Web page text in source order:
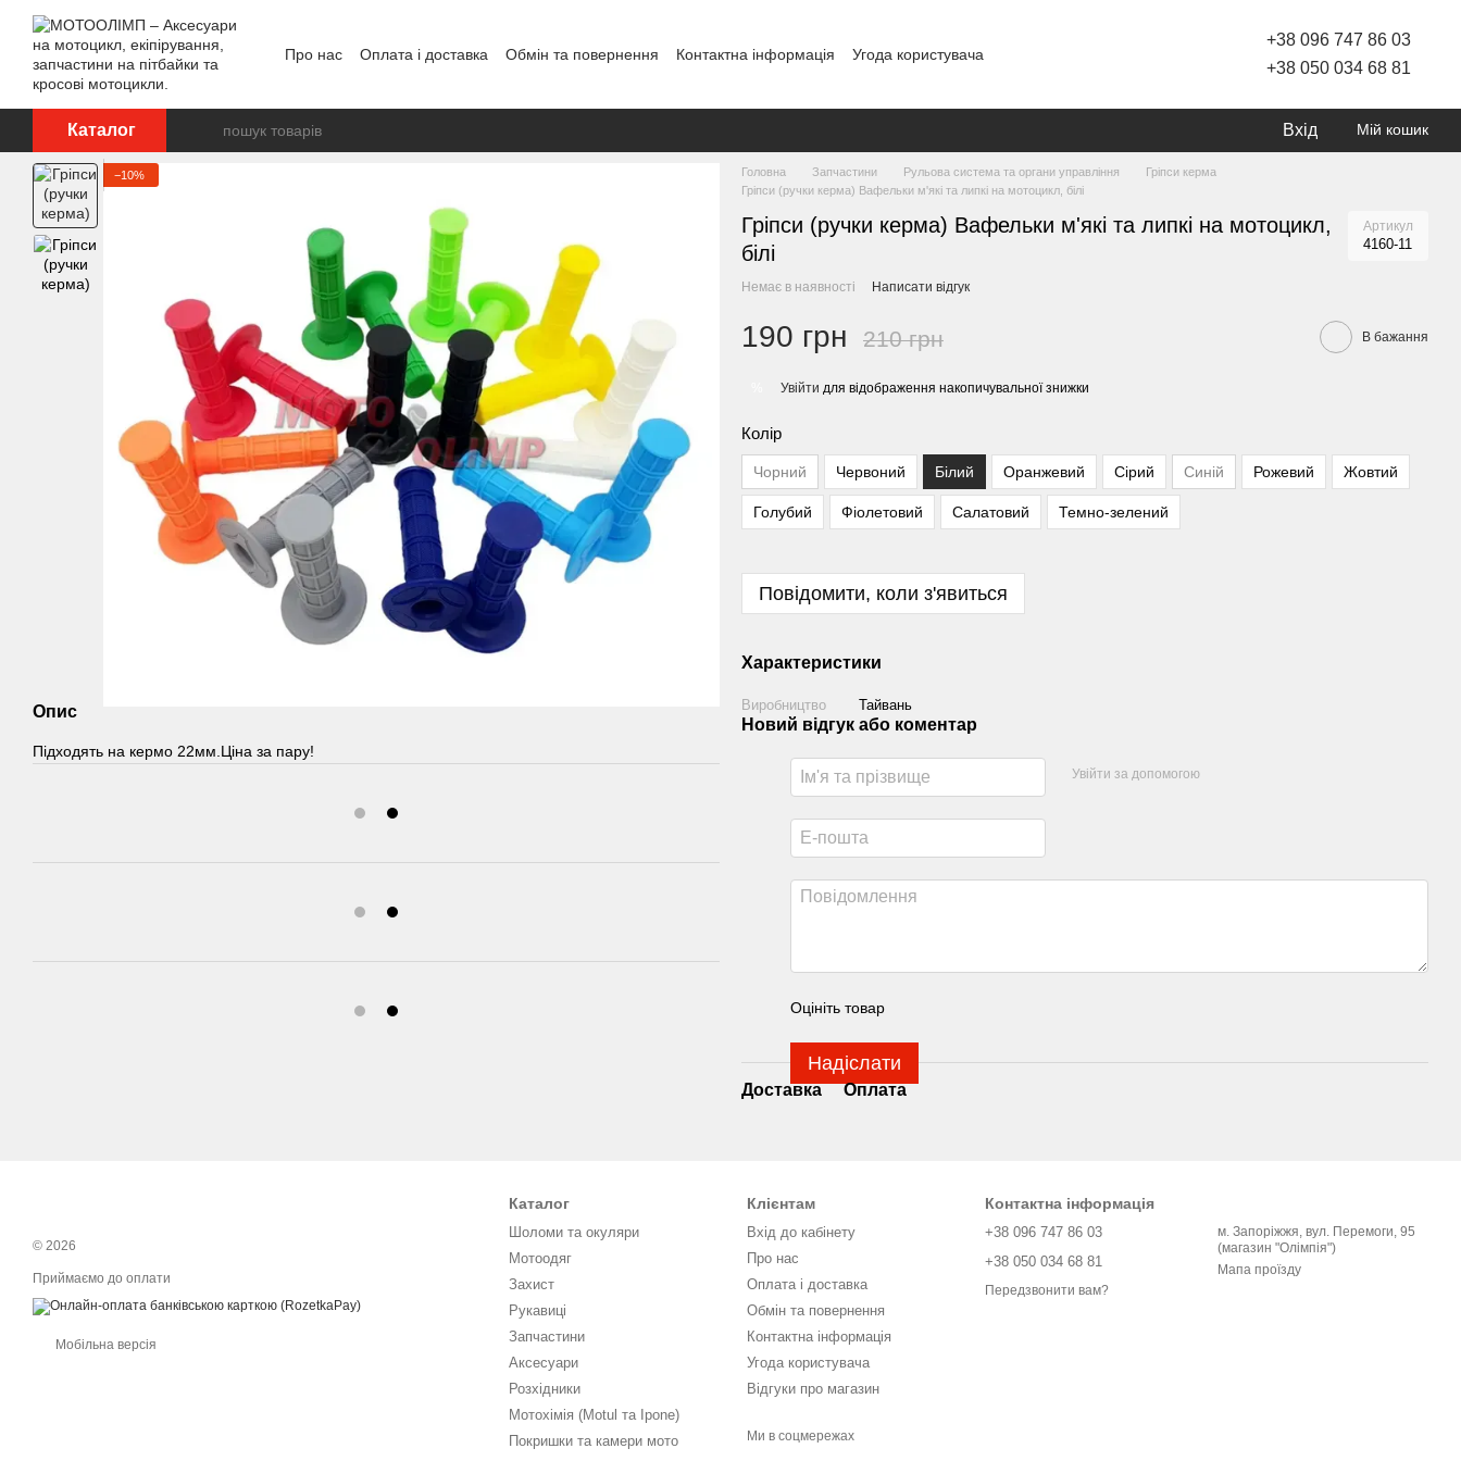
Перейти до основного контенту
Про нас Оплата і доставка Обмін та повернення Контактна інформація
Угода користувача
+38 096 747 86 03
+38 050 034 68 81
Каталог Вхід Мій кошик
−10%
Опис
Підходять на кермо 22мм.Ціна за пару!
Головна Запчастини Рульова система та органи управління
Гріпси керма
Гріпси (ручки керма) Вафельки м'які та липкі на мотоцикл, білі
Гріпси (ручки керма) Вафельки м'які та липкі на мотоцикл,
білі
Артикул
4160-11
Немає в наявності Написати відгук
190 грн 210 грн В бажання
Увійти для відображення накопичувальної знижки
Колір
Чорний Червоний Білий Оранжевий Сірий Синій Рожевий Жовтий
Голубий Фіолетовий Салатовий Темно-зелений
Повідомити, коли з'явиться
Характеристики
Виробництво Тайвань
Новий відгук або коментар
Увійти за допомогою
Оцініть товар
Надіслати
Доставка Оплата
© 2026
Приймаємо до оплати
Мобільна версія
Каталог
Шоломи та окуляри
Мотоодяг
Захист
Рукавиці
Запчастини
Аксесуари
Розхідники
Мотохімія (Motul та Ipone)
Покришки та камери мото
Клієнтам
Вхід до кабінету
Про нас
Оплата і доставка
Обмін та повернення
Контактна інформація
Угода користувача
Відгуки про магазин
Ми в соцмережах
Контактна інформація
+38 096 747 86 03
+38 050 034 68 81
Передзвонити вам?
м. Запоріжжя, вул. Перемоги, 95
(магазин "Олімпія")
Мапа проїзду